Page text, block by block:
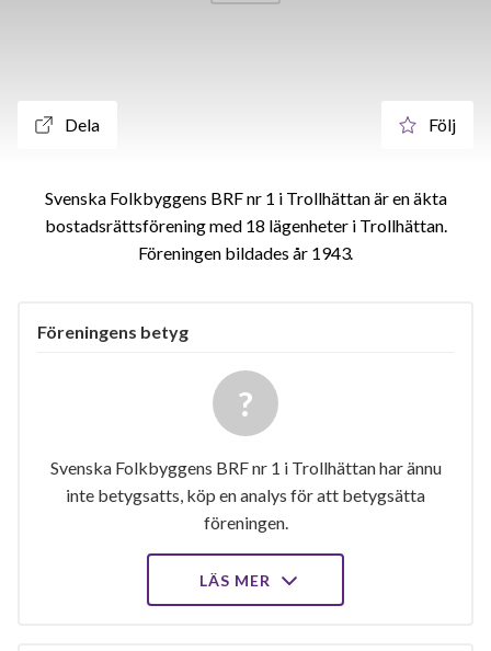
Dela Följ
Svenska Folkbyggens BRF nr 1 i Trollhättan är en äkta
bostadsrättsförening med 18 lägenheter i Trollhättan.
Föreningen bildades år 1943
Föreningens betyg
Svenska Folkbyggens BRF nr 1 i Trollhättan har ännu
inte betygsatts, köp en analys för att betygsätta
föreningen.
LÄS MER